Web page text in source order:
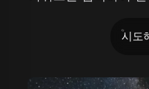
시도